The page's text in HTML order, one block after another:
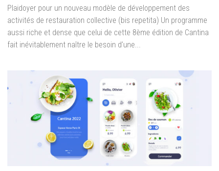
Plaidoyer pour un nouveau modèle de développement des
activités de restauration collective (bis repetita) Un programme
aussi riche et dense que celui de cette 8ème édition de Cantina
fait inévitablement naître le besoin d’une...